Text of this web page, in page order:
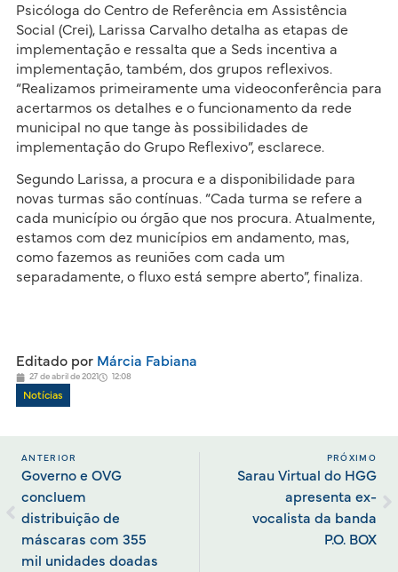
Psicóloga do Centro de Referência em Assistência
Social (Crei), Larissa Carvalho detalha as etapas de
implementação e ressalta que a Seds incentiva a
implementação, também, dos grupos reflexivos.
“Realizamos primeiramente uma videoconferência para
acertarmos os detalhes e o funcionamento da rede
municipal no que tange às possibilidades de
implementação do Grupo Reflexivo”, esclarece.
Segundo Larissa, a procura e a disponibilidade para
novas turmas são contínuas. “Cada turma se refere a
cada município ou órgão que nos procura. Atualmente,
estamos com dez municípios em andamento, mas,
como fazemos as reuniões com cada um
separadamente, o fluxo está sempre aberto”, finaliza.
Editado porMárcia Fabiana
27 de abril de 2021 12:08
Notícias
ANTERIOR
Governo e OVG
concluem
distribuição de
máscaras com 355
mil unidades doadas
PRÓXIMO
Sarau Virtual do HGG
apresenta ex-
vocalista da banda
P.O. BOX